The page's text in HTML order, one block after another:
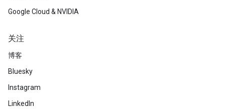
Google Cloud & NVIDIA
关注
博客
Bluesky
Instagram
LinkedIn